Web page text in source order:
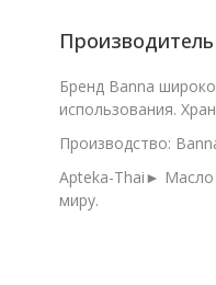
Производитель
Бренд Banna
использования.
Производство:
Apteka-Thai► Масло
миру.